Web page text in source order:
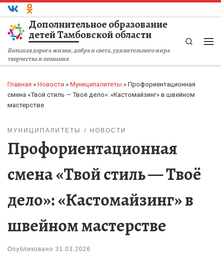
Перейти к содержимому
Дополнительное образование
детей Тамбовской области
Большая дорога жизни, добра и света, удивительного мира
творчества и познания
Search
Главная » Новости » Муниципалитеты » Профориентационная
смена «Твой стиль — Твоё дело»: «Кастомайзинг» в швейном
мастерстве
МУНИЦИПАЛИТЕТЫ НОВОСТИ
Профориентационная
смена «Твой стиль — Твоё
дело»: «Кастомайзинг» в
швейном мастерстве
Опубликовано 31.03.2026